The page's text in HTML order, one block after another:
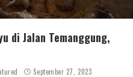
di Jalan Temanggung,
September 27, 2023